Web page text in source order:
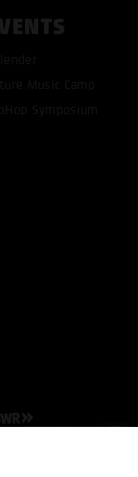
Music Camp
Symposium